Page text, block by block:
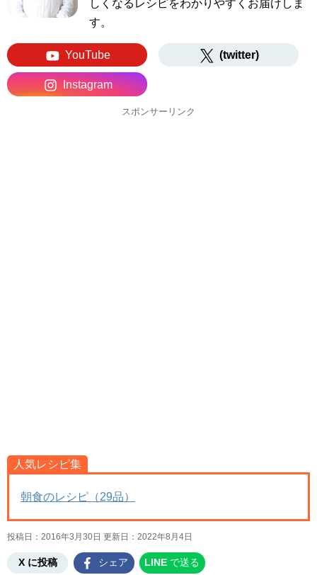
しくなるレシピをわかりやすくお届けしま
す。
YouTube (twitter)
Instagram
スポンサーリンク
人気レシピ集
朝食のレシピ（29品）
投稿日：2016年3月30日 更新日： 2022年8月4日
X に投稿 シェア LINE で送る